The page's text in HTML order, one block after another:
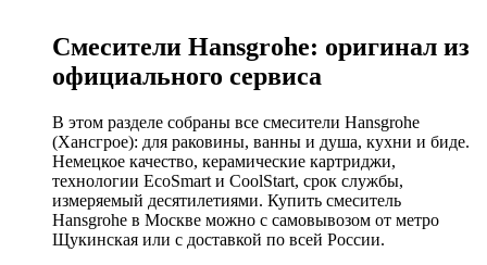
Смесители Hansgrohe: оригинал из
официального сервиса
В этом разделе собраны все смесители Hansgrohe
(Хансгрое): для раковины, ванны и душа, кухни и биде.
Немецкое качество, керамические картриджи,
технологии EcoSmart и CoolStart, срок службы,
измеряемый десятилетиями. Купить смеситель
Hansgrohe в Москве можно с самовывозом от метро
Щукинская или с доставкой по всей России.